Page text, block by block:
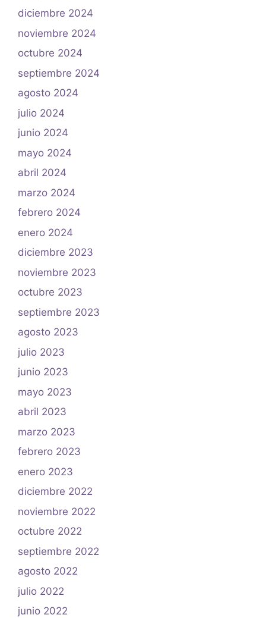
diciembre 2024
noviembre 2024
octubre 2024
septiembre 2024
agosto 2024
julio 2024
junio 2024
mayo 2024
abril 2024
marzo 2024
febrero 2024
enero 2024
diciembre 2023
noviembre 2023
octubre 2023
septiembre 2023
agosto 2023
julio 2023
junio 2023
mayo 2023
abril 2023
marzo 2023
febrero 2023
enero 2023
diciembre 2022
noviembre 2022
octubre 2022
septiembre 2022
agosto 2022
julio 2022
junio 2022